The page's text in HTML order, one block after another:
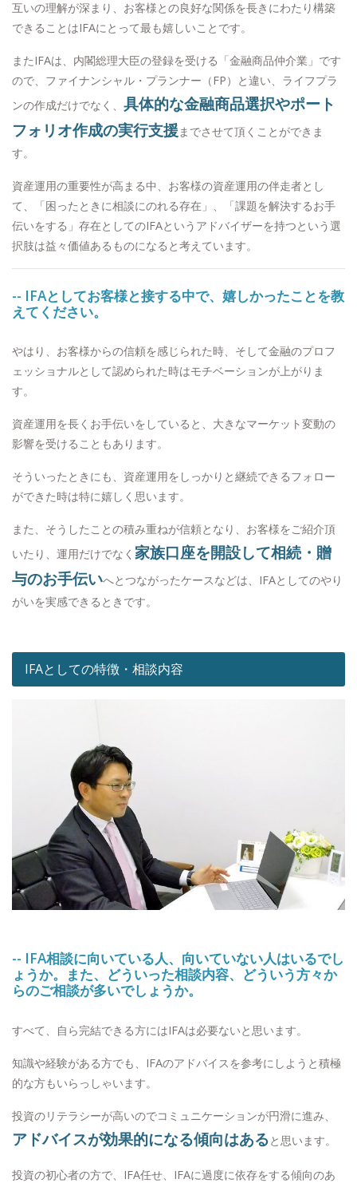
互いの理解が深まり、お客様との良好な関係を長きにわたり構築
できることはIFAにとって最も嬉しいことです。
またIFAは、内閣総理大臣の登録を受ける「金融商品仲介業」です
ので、ファイナンシャル・プランナー（FP）と違い、ライフプラ
ンの作成だけでなく、 具体的な金融商品選択やポート
フォリオ作成の実行支援までさせて頂くことができま
す。
資産運用の重要性が高まる中、お客様の資産運用の伴走者とし
て、「困ったときに相談にのれる存在」、「課題を解決するお手
伝いをする」存在としてのIFAというアドバイザーを持つという選
択肢は益々価値あるものになると考えています。
-- IFAとしてお客様と接する中で、嬉しかったことを教
えてください。
やはり、お客様からの信頼を感じられた時、そして金融のプロフ
ェッショナルとして認められた時はモチベーションが上がりま
す。
資産運用を長くお手伝いをしていると、大きなマーケット変動の
影響を受けることもあります。
そういったときにも、資産運用をしっかりと継続できるフォロー
ができた時は特に嬉しく思います。
また、そうしたことの積み重ねが信頼となり、お客様をご紹介頂
いたり、運用だけでなく 家族口座を開設して相続・贈
与のお手伝いへとつながったケースなどは、IFAとしてのやり
がいを実感できるときです。
IFAとしての特徴・相談内容
-- IFA相談に向いている人、向いていない人はいるでし
ょうか。また、どういった相談内容、どういう方々か
らのご相談が多いでしょうか。
すべて、自ら完結できる方にはIFAは必要ないと思います。
知識や経験がある方でも、IFAのアドバイスを参考にしようと積極
的な方もいらっしゃいます。
投資のリテラシーが高いのでコミュニケーションが円滑に進み、
アドバイスが効果的になる傾向はあると思います。
投資の初心者の方で、IFA任せ、IFAに過度に依存をする傾向のあ